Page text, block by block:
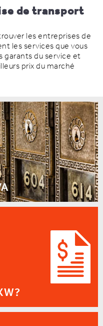
de transport
les entreprises de
les services que vous
garants du service et
prix du marché